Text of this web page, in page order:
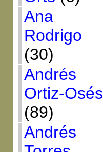
Ana
Rodrigo
(30)
Andrés
Ortiz-Osés
(89)
Andrés